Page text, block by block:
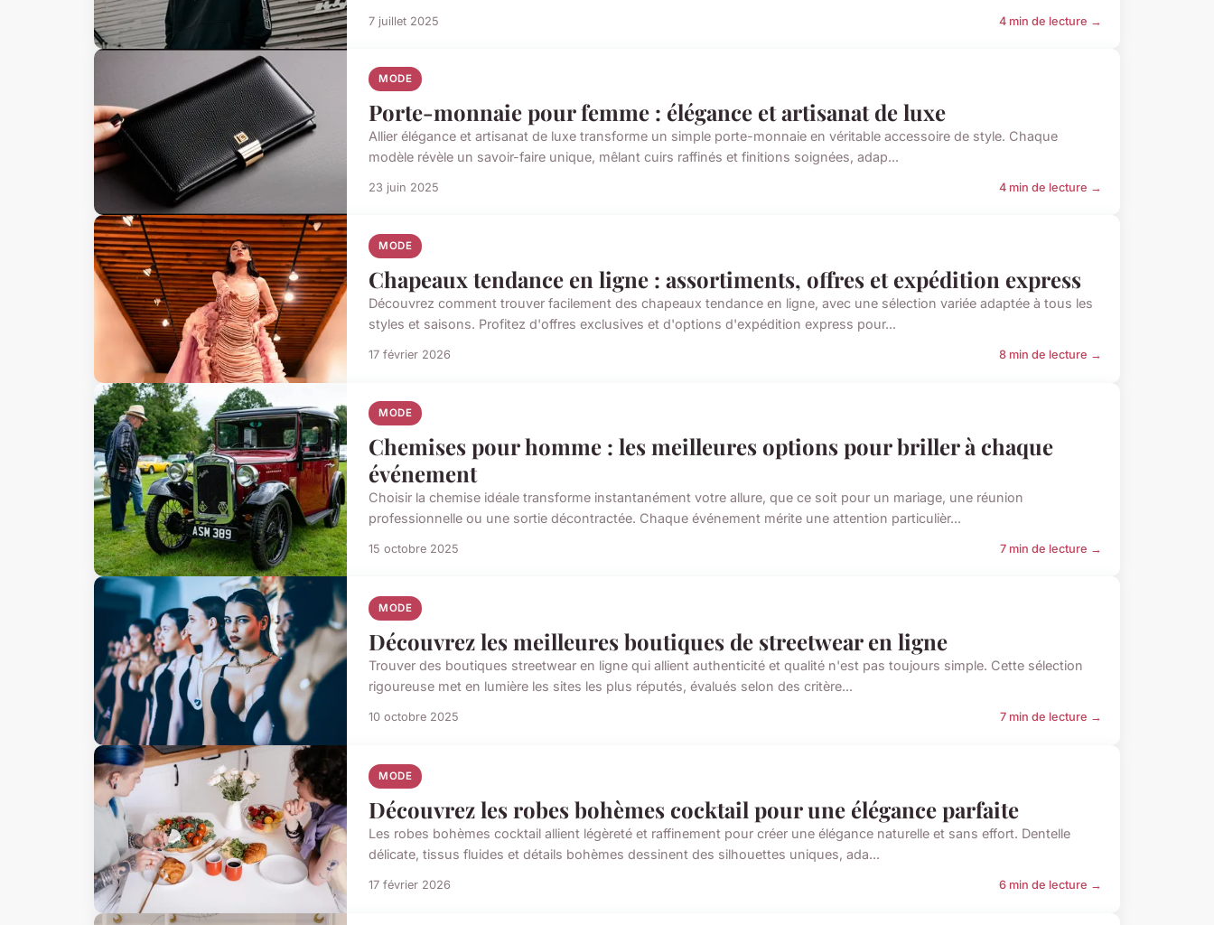
7 juillet 2025 4 min de lecture →
MODE
Porte-monnaie pour femme : élégance et artisanat de luxe
Allier élégance et artisanat de luxe transforme un simple porte-monnaie en véritable accessoire de style. Chaque
modèle révèle un savoir-faire unique, mêlant cuirs raffinés et finitions soignées, adap...
23 juin 2025 4 min de lecture →
MODE
Chapeaux tendance en ligne : assortiments, offres et expédition express
Découvrez comment trouver facilement des chapeaux tendance en ligne, avec une sélection variée adaptée à tous les
styles et saisons. Profitez d'offres exclusives et d'options d'expédition express pour...
17 février 2026 8 min de lecture →
MODE
Chemises pour homme : les meilleures options pour briller à chaque
événement
Choisir la chemise idéale transforme instantanément votre allure, que ce soit pour un mariage, une réunion
professionnelle ou une sortie décontractée. Chaque événement mérite une attention particulièr...
15 octobre 2025 7 min de lecture →
MODE
Découvrez les meilleures boutiques de streetwear en ligne
Trouver des boutiques streetwear en ligne qui allient authenticité et qualité n'est pas toujours simple. Cette sélection
rigoureuse met en lumière les sites les plus réputés, évalués selon des critère...
10 octobre 2025 7 min de lecture →
MODE
Découvrez les robes bohèmes cocktail pour une élégance parfaite
Les robes bohèmes cocktail allient légèreté et raffinement pour créer une élégance naturelle et sans effort. Dentelle
délicate, tissus fluides et détails bohèmes dessinent des silhouettes uniques, ada...
17 février 2026 6 min de lecture →